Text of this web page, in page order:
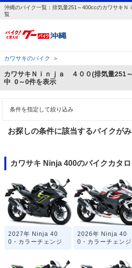
沖縄のバイク一覧：排気量251～400ccのカワサキ
覧
カワサキのバイク ＞
カワサキＮｉｎｊａ ４００(排気量251
中 0～0件を表示
条件を指定して絞り込み
お探しの条件に該当するバイクが
カワサキ Ninja 400のバイクカタ
2027年 Ninja 40
0・カラーチェンジ
2026年 Ninja 40
0・カラーチェンジ